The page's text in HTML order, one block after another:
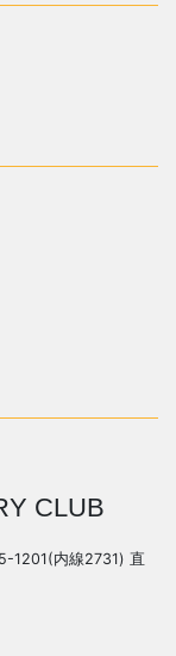
CLUB
1201(内線2731) 直